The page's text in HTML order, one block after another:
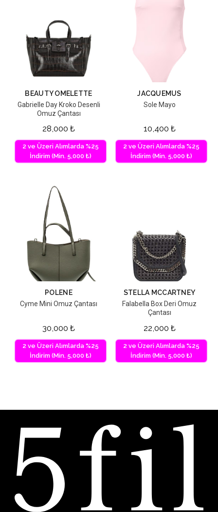
BEAUTY OMELETTE
Gabrielle Day Kroko Desenli
Omuz Çantası
28,000 ₺
2 ve Üzeri Alımlarda %25
İndirim (Min. 5,000 ₺)
JACQUEMUS
Sole Mayo
10,400 ₺
2 ve Üzeri Alımlarda %25
İndirim (Min. 5,000 ₺)
POLENE
Cyme Mini Omuz Çantası
30,000 ₺
2 ve Üzeri Alımlarda %25
İndirim (Min. 5,000 ₺)
STELLA MCCARTNEY
Falabella Box Deri Omuz
Çantası
22,000 ₺
2 ve Üzeri Alımlarda %25
İndirim (Min. 5,000 ₺)